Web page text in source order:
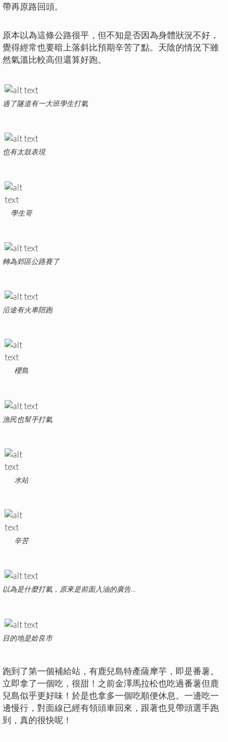
帶再原路回頭。
原本以為這條公路很平，但不知是否因為身體狀況不好，
覺得經常也要暗上落斜比預期辛苦了點。天陰的情況下雖
然氣溫比較高但還算好跑。
過了隧道有一大班學生打氣
也有太鼓表現
學生哥
轉為郊區公路賽了
沿途有火車陪跑
櫻島
漁民也幫手打氣
水站
辛苦
以為是什麼打氣，原來是前面入油的廣告…
目的地是姶良市
跑到了第一個補給站，有鹿兒島特產薩摩芋，即是番薯。
立即拿了一個吃，很甜！之前金澤馬拉松也吃過番薯但鹿
兒島似乎更好味！於是也拿多一個吃順便休息。一邊吃一
邊慢行，對面線已經有領頭車回來，跟著也見帶頭選手跑
到，真的很快呢！